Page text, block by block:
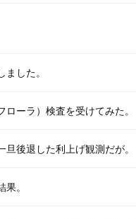
した。
ローラ）検査を受けてみた。
旦後退した利上げ観測だが。
。